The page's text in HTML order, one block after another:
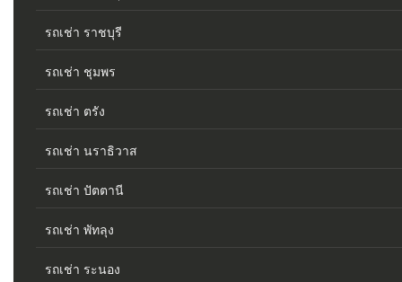
รถเช่า ราชบุรี
รถเช่า ชุมพร
รถเช่า ตรัง
รถเช่า นราธิวาส
รถเช่า ปัตตานี
รถเช่า พัทลุง
รถเช่า ระนอง